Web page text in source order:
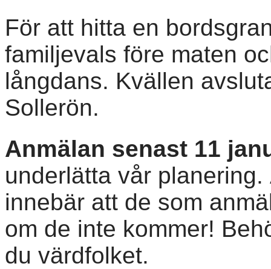
För att hitta en
familjevals före maten
långdans. Kvällen
Sollerön.
Anmälan senast 11
underlätta vår
innebär att de som
om de inte kommer!
du värdfolket.